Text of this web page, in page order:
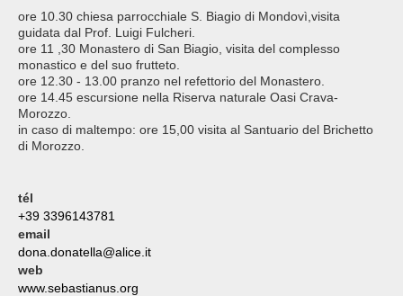
PRESS
ore 10.30 chiesa parrocchiale S. Biagio di Mondovì,visita
guidata dal Prof. Luigi Fulcheri.
ore 11 ,30 Monastero di San Biagio, visita del complesso
monastico e del suo frutteto.
ore 12.30 - 13.00 pranzo nel refettorio del Monastero.
ore 14.45 escursione nella Riserva naturale Oasi Crava-
Morozzo.
in caso di maltempo: ore 15,00 visita al Santuario del Brichetto
di Morozzo.
tél
+39 3396143781
email
dona.donatella@alice.it
web
www.sebastianus.org